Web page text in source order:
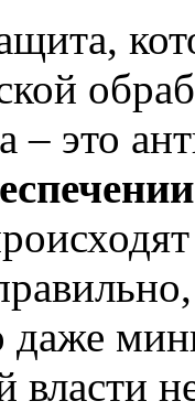
– это
даже
власти